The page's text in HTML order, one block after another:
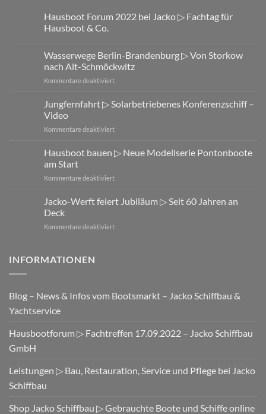
Hausboot Forum 2022 bei Jacko ▷ Fachtag für
Hausboot & Co.
Wasserwege Berlin-Brandenburg ▷ Von Storkow
nach Alt-Schmöckwitz
Kommentare deaktiviertfür
Berlin-
Von
nach
Jungfernfahrt ▷ Solarbetriebenes Konferenzschiff –
Video
Kommentare deaktiviertfür
▷
Solarbetriebenes
–
Hausboot bauen ▷ Neue Modellserie Pontonboote
am Start
Kommentare deaktiviertfür
bauen
Modellserie
Jacko-Werft feiert Jubiläum ▷ Seit 60 Jahren an
Deck
Kommentare deaktiviertfür
60
INFORMATIONEN
Blog – News & Infos vom Bootsmarkt – Jacko Schiffbau &
Yachtservice
Hausbootforum ▷ Fachtreffen 17.09.2022 – Jacko Schiffbau
GmbH
Leistungen ▷ Bau, Restauration, Service und Pflege bei Jacko
Schiffbau
Shop Jacko Schiffbau ▷ Gebrauchte Boote und Schiffe online